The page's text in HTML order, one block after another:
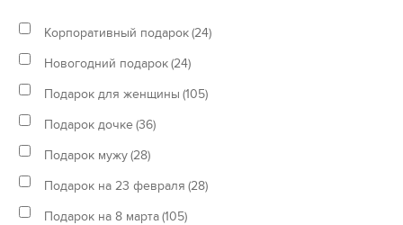
Корпоративный подарок(24)
Новогодний подарок(24)
Подарок для женщины (105)
Подарок дочке(36)
Подарок мужу(28)
Подарок на 23 февраля (28)
Подарок на 8 марта(105)